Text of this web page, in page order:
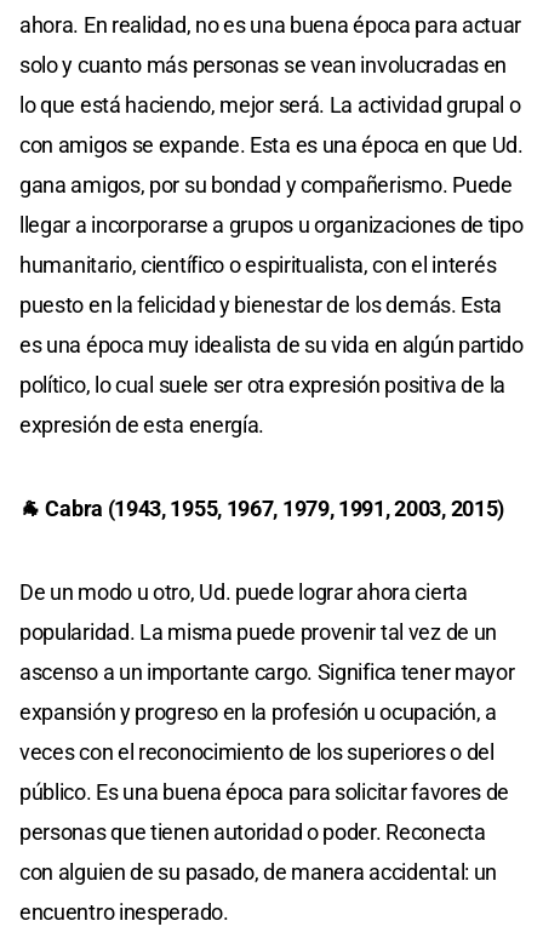
ahora. En realidad, no es una buena época para actuar
solo y cuanto más personas se vean involucradas en
lo que está haciendo, mejor será. La actividad grupal o
con amigos se expande. Esta es una época en que Ud.
gana amigos, por su bondad y compañerismo. Puede
llegar a incorporarse a grupos u organizaciones de tipo
humanitario, científico o espiritualista, con el interés
puesto en la felicidad y bienestar de los demás. Esta
es una época muy idealista de su vida en algún partido
político, lo cual suele ser otra expresión positiva de la
expresión de esta energía.
🐐 Cabra (1943, 1955, 1967, 1979, 1991, 2003, 2015)
De un modo u otro, Ud. puede lograr ahora cierta
popularidad. La misma puede provenir tal vez de un
ascenso a un importante cargo. Significa tener mayor
expansión y progreso en la profesión u ocupación, a
veces con el reconocimiento de los superiores o del
público. Es una buena época para solicitar favores de
personas que tienen autoridad o poder. Reconecta
con alguien de su pasado, de manera accidental: un
encuentro inesperado.